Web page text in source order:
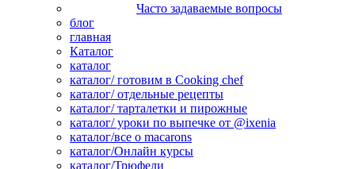
Часто задаваемые вопросы
блог
главная
Каталог
каталог
каталог/ готовим в Cooking chef
каталог/ отдельные рецепты
каталог/ тарталетки и пирожные
каталог/ уроки по выпечке от @ixenia
каталог/все о macarons
каталог/Онлайн курсы
каталог/Трюфели